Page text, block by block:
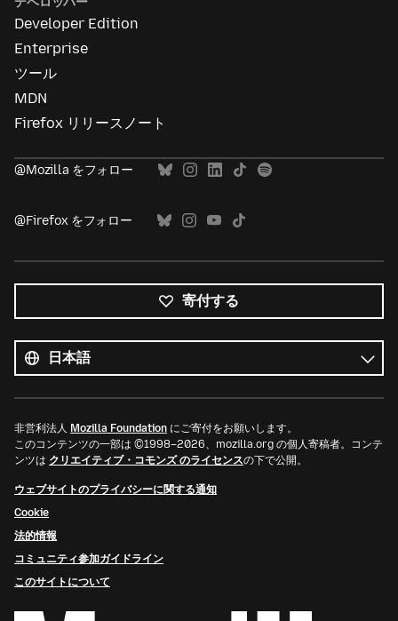
Developer Edition
Enterprise
ツール
MDN
Firefox リリースノート
@Mozilla をフォロー
@Firefox をフォロー
寄付する
べ
て
の
言
言
語
非営利法人 Mozilla Foundation にご寄付をお願いします。
このコンテンツの一部は ©1998–2026、mozilla.org の個人寄稿者。コンテ
ンツは クリエイティブ・コモンズ のライセンスの下で公開。
ウェブサイトのプライバシーに関する通知
Cookie
法的情報
コミュニティ参加ガイドライン
このサイトについて